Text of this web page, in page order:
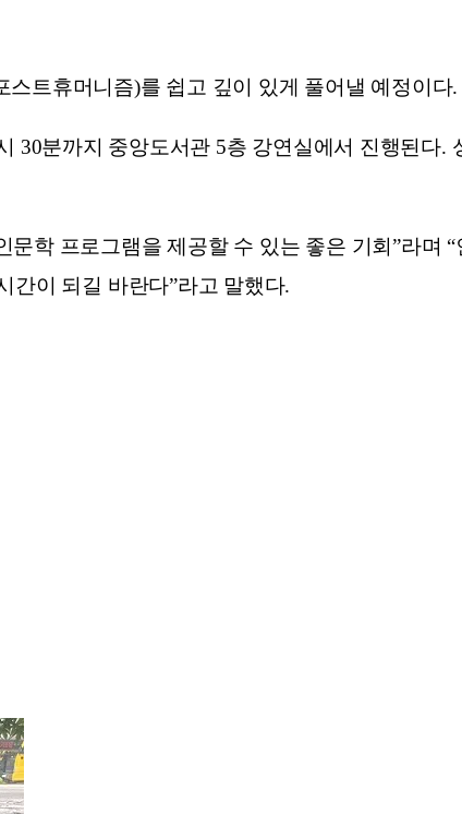
트휴머니즘)를 쉽고 깊이 있게 풀어낼 예정이다.
30분까지 중앙도서관 5층 강연실에서 진행된다.
학 프로그램을 제공할 수 있는 좋은 기회”라며
간이 되길 바란다”라고 말했다.